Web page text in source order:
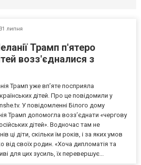
31 липня
Трамп п'ятеро
возз'єдналися з
Трамп уже впʼяте посприяла
дітей. Про це повідомили у
У повідомленні Білого дому
Трамп допомогла возз’єднати «чергову
дітей». Водночас там не
ці діти, скільки їм років, і за яких умов
від своїх родин. «Хоча дипломатія та
для цих зусиль, їх перевершує...